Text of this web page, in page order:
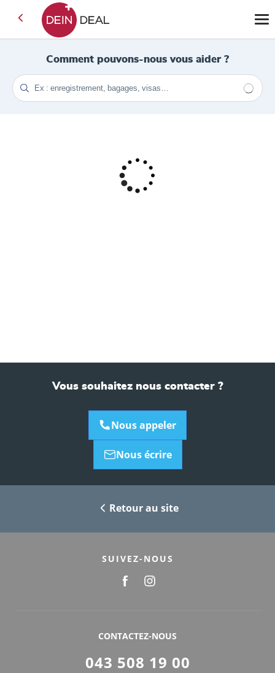
Comment pouvons-nous vous aider ?
Vous souhaitez nous contacter ?
Nous appeler
Nous écrire
Retour au site
SUIVEZ-NOUS
CONTACTEZ-NOUS
043 508 19 00